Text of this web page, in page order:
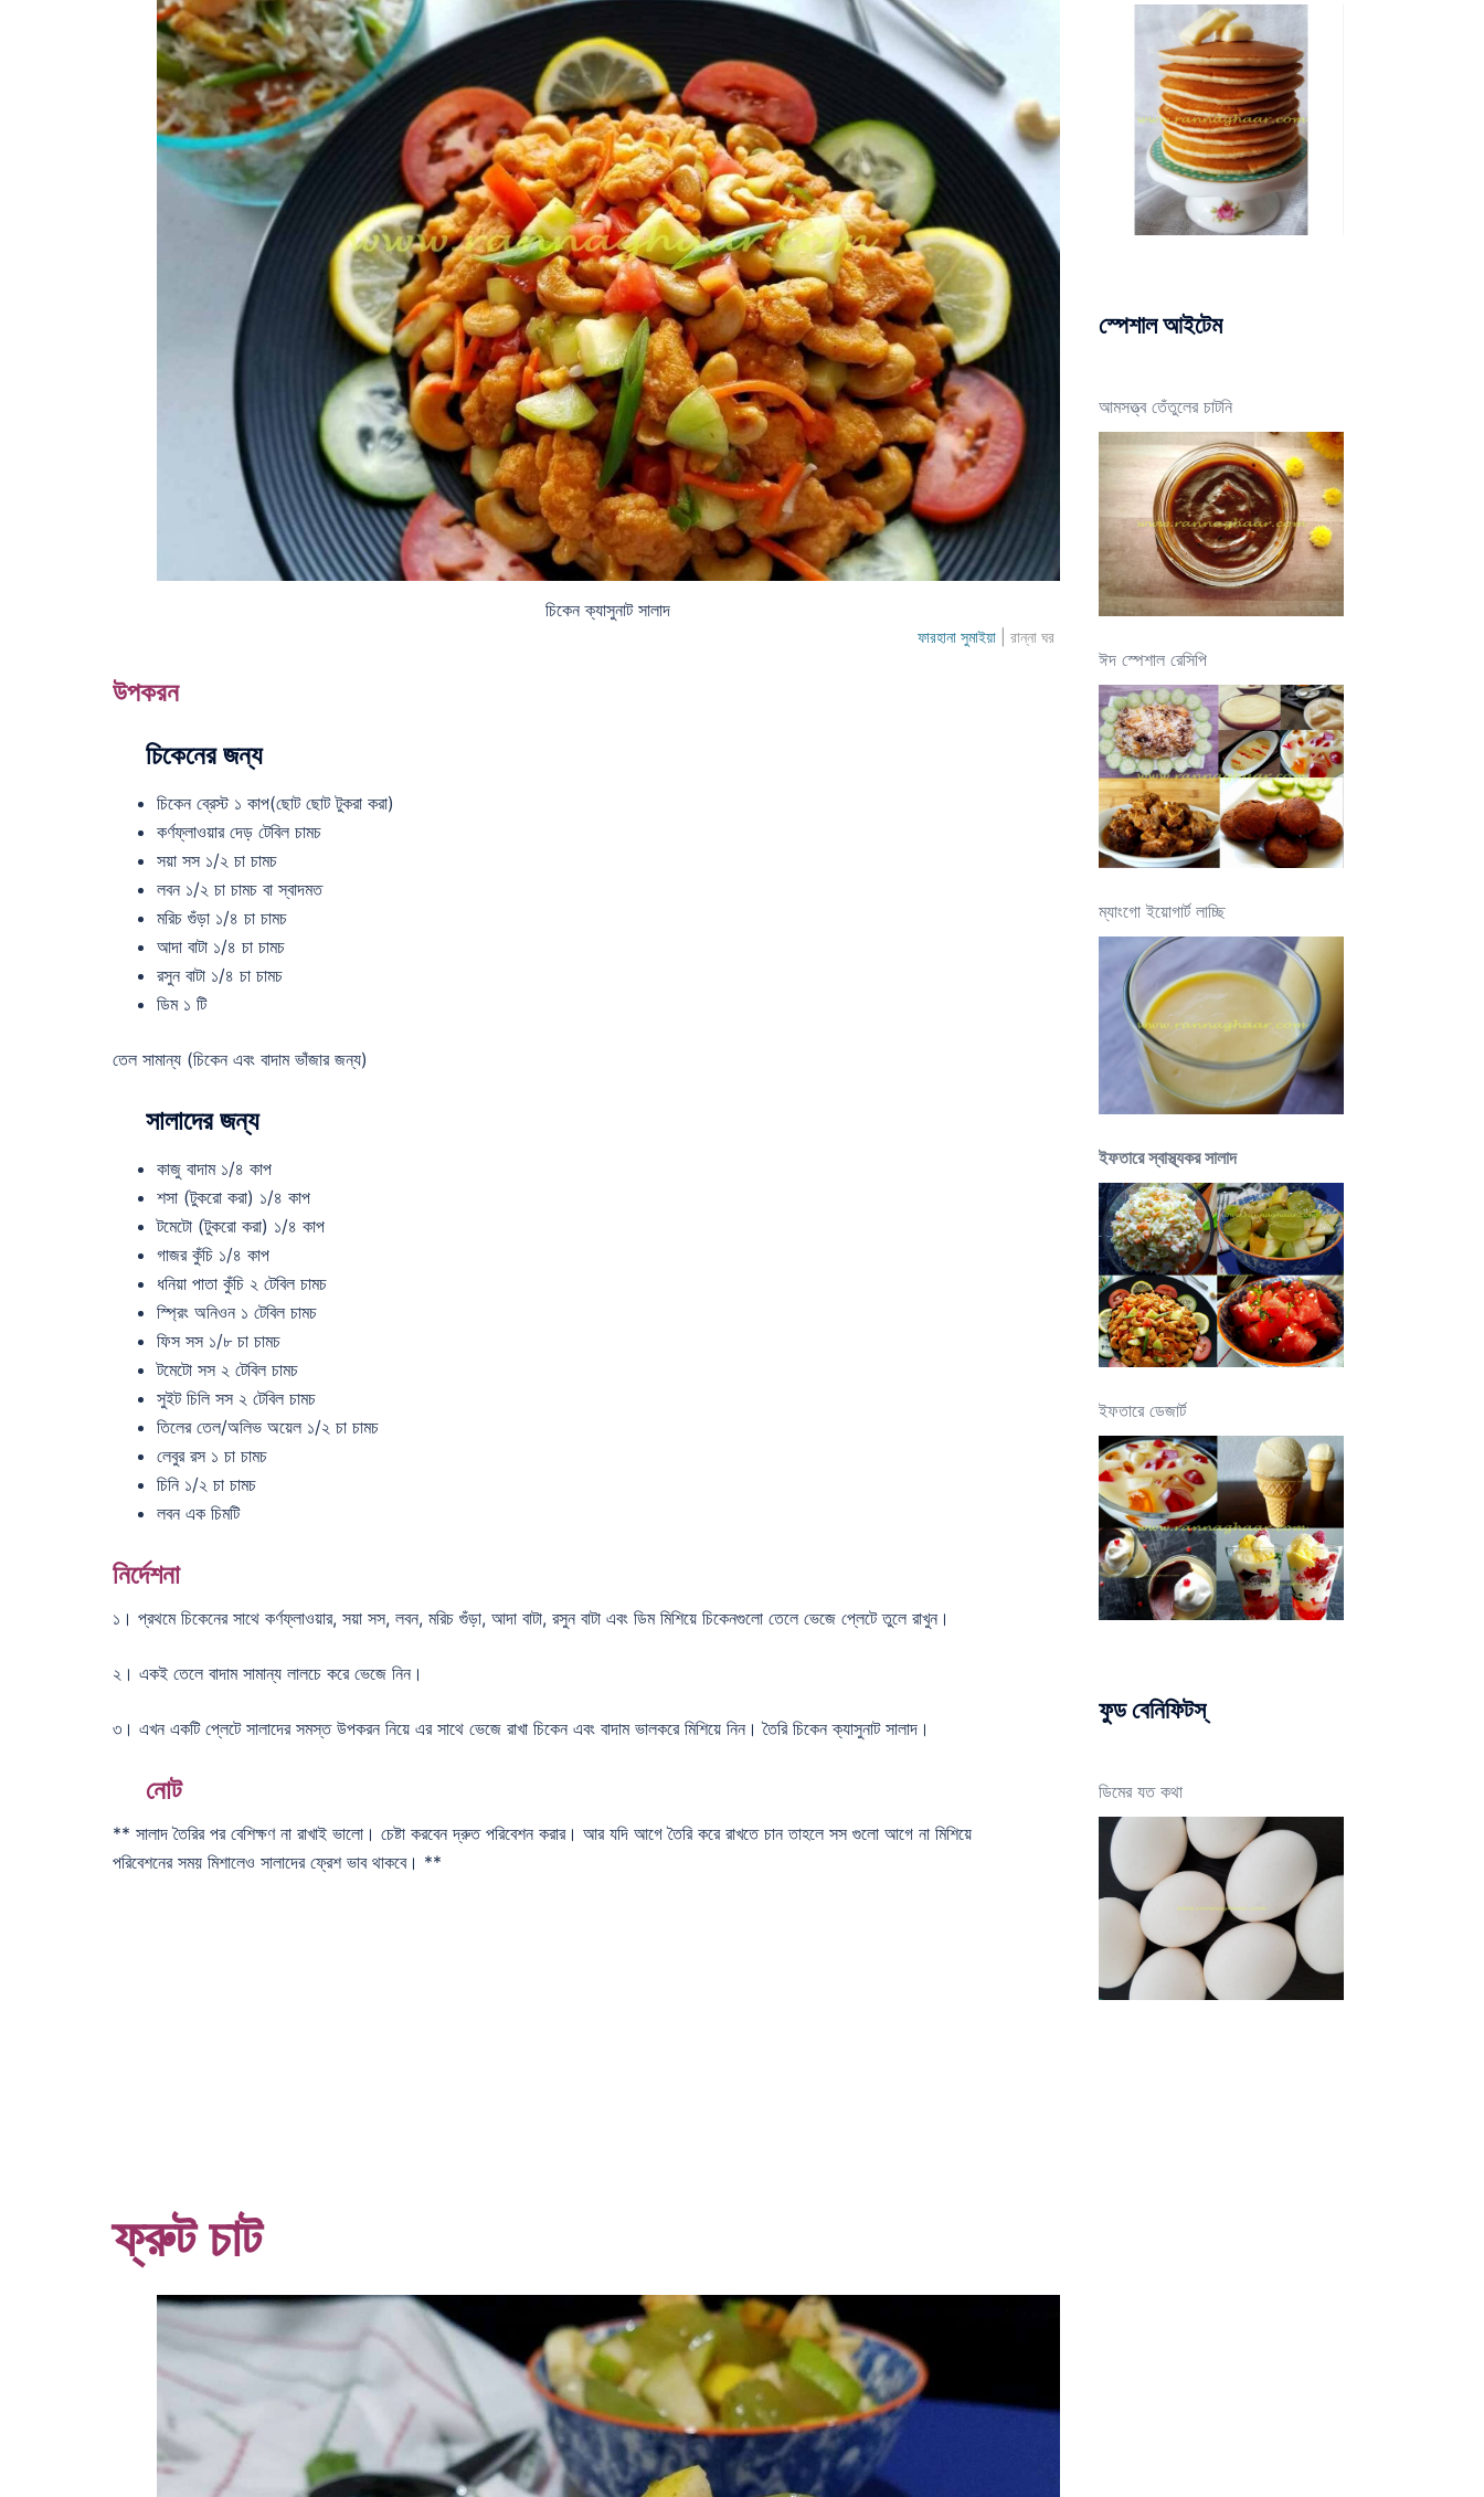
চিকেন ক্যাসুনাট সালাদ
ফারহানা সুমাইয়া| রান্না ঘর
উপকরন
চিকেনের জন্য
চিকেন ব্রেস্ট ১ কাপ(ছোট ছোট টুকরা করা)
কর্ণফ্লাওয়ার দেড় টেবিল চামচ
সয়া সস ১/২ চা চামচ
লবন ১/২ চা চামচ বা স্বাদমত
মরিচ গুঁড়া ১/৪ চা চামচ
আদা বাটা ১/৪ চা চামচ
রসুন বাটা ১/৪ চা চামচ
ডিম ১ টি
তেল সামান্য (চিকেন এবং বাদাম ভাঁজার জন্য)
সালাদের জন্য
কাজু বাদাম ১/৪ কাপ
শসা (টুকরো করা) ১/৪ কাপ
টমেটো (টুকরো করা) ১/৪ কাপ
গাজর কুঁচি ১/৪ কাপ
ধনিয়া পাতা কুঁচি ২ টেবিল চামচ
স্প্রিং অনিওন ১ টেবিল চামচ
ফিস সস ১/৮ চা চামচ
টমেটো সস ২ টেবিল চামচ
সুইট চিলি সস ২ টেবিল চামচ
তিলের তেল/অলিভ অয়েল ১/২ চা চামচ
লেবুর রস ১ চা চামচ
চিনি ১/২ চা চামচ
লবন এক চিমটি
নির্দেশনা
১। প্রথমে চিকেনের সাথে কর্ণফ্লাওয়ার, সয়া সস, লবন, মরিচ গুঁড়া, আদা বাটা, রসুন বাটা এবং ডিম মিশিয়ে চিকেনগুলো তেলে ভেজে প্লেটে তুলে রাখুন।
২। একই তেলে বাদাম সামান্য লালচে করে ভেজে নিন।
৩। এখন একটি প্লেটে সালাদের সমস্ত উপকরন নিয়ে এর সাথে ভেজে রাখা চিকেন এবং বাদাম ভালকরে মিশিয়ে নিন। তৈরি চিকেন ক্যাসুনাট সালাদ।
নোট
** সালাদ তৈরির পর বেশিক্ষণ না রাখাই ভালো। চেষ্টা করবেন দ্রুত পরিবেশন করার। আর যদি আগে তৈরি করে রাখতে চান তাহলে সস গুলো আগে না মিশিয়ে
পরিবেশনের সময় মিশালেও সালাদের ফ্রেশ ভাব থাকবে। **
ফ্রুট চাট
স্পেশাল আইটেম
আমসত্ত্ব তেঁতুলের চাটনি
ঈদ স্পেশাল রেসিপি
ম্যাংগো ইয়োগার্ট লাচ্ছি
ইফতারে স্বাস্থ্যকর সালাদ
ইফতারে ডেজার্ট
ফুড বেনিফিটস্
ডিমের যত কথা